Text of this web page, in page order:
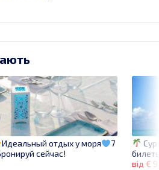
від €
Идеальный отдых у моря
7
сейчас!